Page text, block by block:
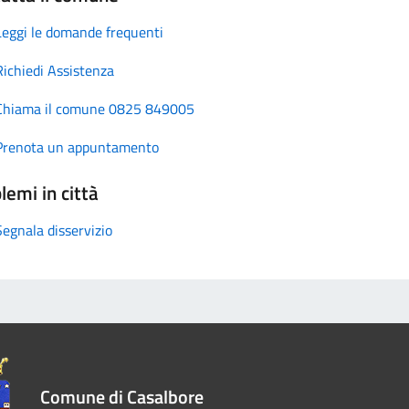
le domande frequenti
Assistenza
il comune 0825 849005
un appuntamento
in città
disservizio
Comune di Casalbore